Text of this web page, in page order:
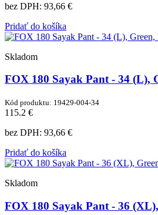
bez DPH: 93,66 €
Pridať do košíka
Skladom
FOX 180 Sayak Pant - 34 (L),
Kód produktu: 19429-004-34
115.2 €
bez DPH: 93,66 €
Pridať do košíka
Skladom
FOX 180 Sayak Pant - 36